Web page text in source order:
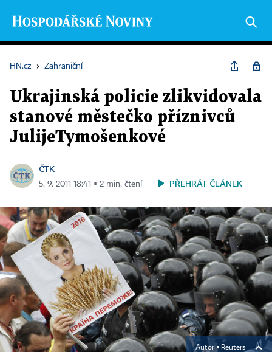
HN.cz › Zahraniční
Ukrajinská policie zlikvidovala
stanové městečko příznivců
JulijeTymošenkové
ČTK
5. 9. 2011 18:41 ▪ 2 min. čtení PŘEHRÁT ČLÁNEK
Autor ▪ Reuters